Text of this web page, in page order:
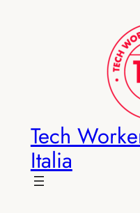
Tech
Italia